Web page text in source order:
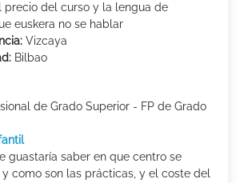
precio del curso y la lengua de
euskera no se hablar
Vizcaya
Bilbao
de Grado Superior - FP de Grado
guastaría saber en que centro se
como son las prácticas, y el coste del